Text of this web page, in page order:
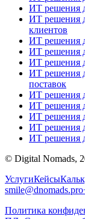
ИТ решения
ИТ решения
клиентов
ИТ решения
ИТ решения
ИТ решения
ИТ решения
поставок
ИТ решения
ИТ решения
ИТ решения
ИТ решения
ИТ решения
© Digital Nomads,
УслугиКейсы
smile@dnomads.pro
Политика